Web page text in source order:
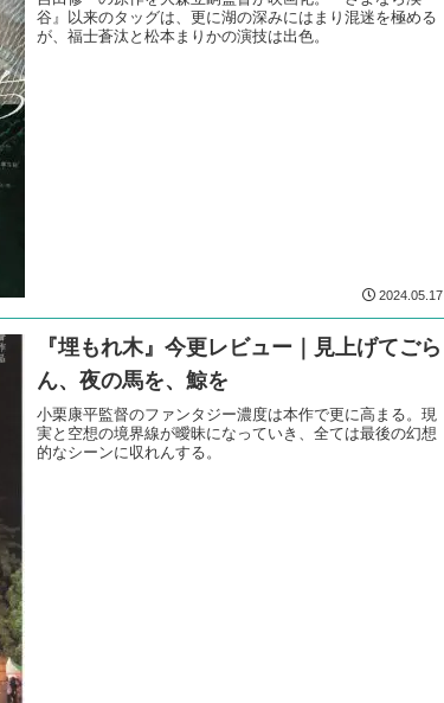
谷』以来のタッグは、更に湖の深みにはまり混迷を極める
が、福士蒼汰と松本まりかの演技は出色。
2024.05.17
『埋もれ木』今更レビュー｜見上げてごら
ん、夜の馬を、鯨を
小栗康平監督のファンタジー濃度は本作で更に高まる。現
実と空想の境界線が曖昧になっていき、全ては最後の幻想
的なシーンに収れんする。